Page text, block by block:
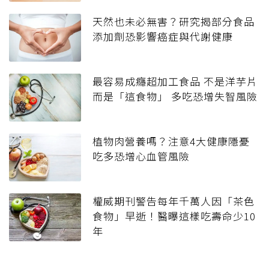
天然也未必無害？研究揭部分食品
添加劑恐影響癌症與代謝健康
最容易成癮超加工食品 不是洋芋片
而是「這食物」 多吃恐增失智風險
植物肉營養嗎？注意4大健康隱憂
吃多恐增心血管風險
權威期刊警告每年千萬人因「茶色
食物」早逝！醫曝這樣吃壽命少10
年